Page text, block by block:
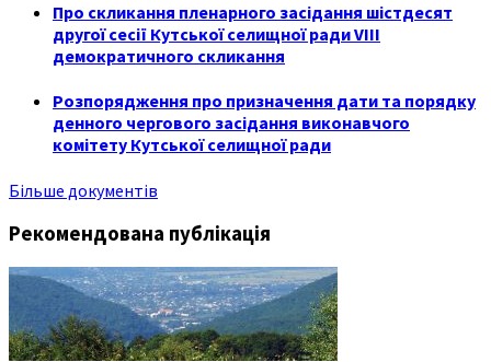
Про скликання пленарного засідання шістдесят
другої сесії Кутської селищної ради VIII
демократичного скликання
Розпорядження про призначення дати та порядку
денного чергового засідання виконавчого
комітету Кутської селищної ради
Більше документів
Рекомендована публікація